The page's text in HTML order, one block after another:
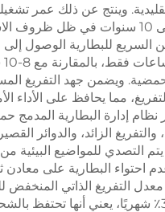
وينتج عن ذلك عمر
غالبًا من 8 إلى 10 سنوات في ظل
السريع للبطارية الوصول
ويضمن جهد التفريغ
مما يحافظ على الأداء
نظام إدارة البطارية المدمج
والتفريغ الزائد، والدوائر
يتم التصدي للمواضيع البيئية
احتواء البطارية على معادن
معدل التفريغ الذاتي المنخفض
يتجاوز عادةً 3٪ شهريًا، يعني أنها